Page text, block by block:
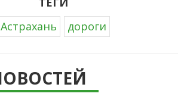
Астрахань
дороги